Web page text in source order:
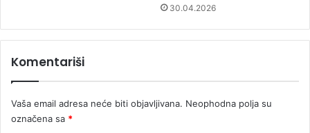
30.04.2026
Komentariši
Vaša email adresa neće biti objavljivana. Neophodna polja su
označena sa *